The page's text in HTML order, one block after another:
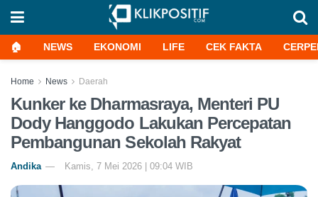
🏠 NEWS EKONOMI LIFE CEK FAKTA
Home News Daerah
Kunker ke Dharmasraya, Menteri PU
Dody Hanggodo Lakukan Percepatan
Pembangunan Sekolah Rakyat
Andika Kamis, 7 Mei 2026 | 09:04 WIB